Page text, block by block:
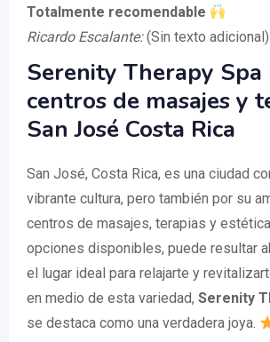
Totalmente recomendable
Ricardo Escalante:(Sin texto adicional)
Serenity Therapy Spa
centros de masajes y
San José Costa Rica
San José, Costa Rica, es una ciudad
vibrante cultura, pero también por su
centros de masajes, terapias y
opciones disponibles, puede resultar
el lugar ideal para relajarte y
en medio de esta variedad, Serenity
se destaca como una verdadera joya.